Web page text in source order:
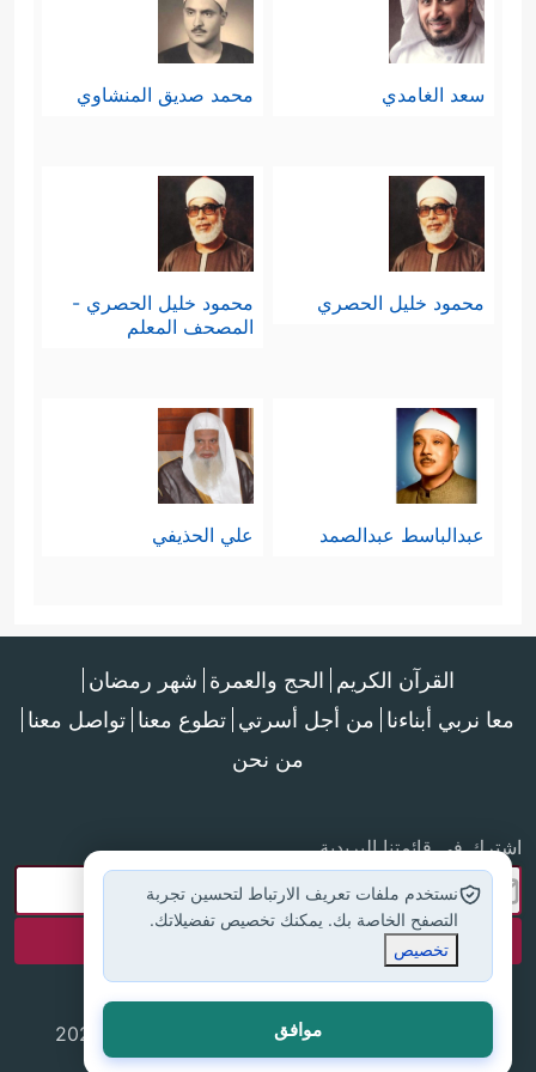
فِیهِۚ أَفَلَا تُبۡصِرُونَ
وَمِن رَّحۡمَتِهِۦ جَعَلَ لَكُمُ
ٱلَّیۡلَ وَٱلنَّهَارَ لِتَسۡكُنُواْ فِیهِ وَلِتَبۡتَغُواْ مِن فَضۡلِهِۦ وَلَعَلَّكُمۡ
ثامنًا:يعود القرآن إلى أصل الموضوع
ليُذكِّر بذلك اليوم المشهود، والنداء الذي
يخطِف الأبصار ويذهب بالألباب؛ حيث
تنكشف الحقيقة كما هي، ويُقِرُّ الجميع
الصدود عنه
﴿وَیَوۡمَ یُنَادِیهِمۡ فَیَقُولُ أَیۡنَ شُرَكَاۤءِیَ
ٱلَّذِینَ كُنتُمۡ تَزۡعُمُونَ
وَنَزَعۡنَا مِن كُلِّ أُمَّةࣲ شَهِیدࣰا
فَقُلۡنَا هَاتُواْ بُرۡهَـٰنَكُمۡ فَعَلِمُوۤاْ أَنَّ ٱلۡحَقَّ لِلَّهِ وَضَلَّ عَنۡهُم
سعد الغامدي محمد صديق المنشاوي
محمود خليل الحصري
محمود خليل الحصري -
المصحف المعلم
عبدالباسط عبدالصمد علي الحذيفي
القرآن الكريم الحج والعمرة شهر رمضان
معا نربي أبناءنا من أجل أسرتي تطوع معنا تواصل معنا
من نحن
اشترك في قائمتنا البريدية
جميع الحقوق محفوظة لموقع إسلام أون لاين © 2025
نستخدم ملفات تعريف الارتباط لتحسين تجربة
التصفح الخاصة بك. يمكنك تخصيص تفضيلاتك.
تخصيص
موافق